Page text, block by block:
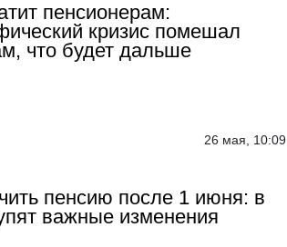
пенсионерам:
кризис помешал
что будет дальше
26 мая, 10:09
пенсию после 1 июня: в
важные изменения